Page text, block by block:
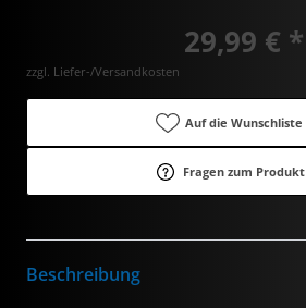
29,99 € *
zzgl. Liefer-/Versandkosten
Auf die Wunschliste
Fragen zum Produkt
Beschreibung